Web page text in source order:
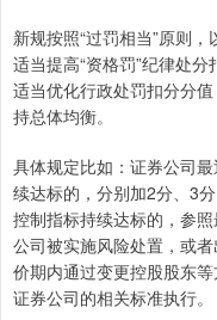
新规按照“过罚相当”原则
适当提高“资格罚”纪律处
适当优化行政处罚扣分分
持总体均衡。
具体规定比如：证券公司
续达标的，分别加2分、3
控制指标持续达标的，参
公司被实施风险处置，或
价期内通过变更控股股东
证券公司的相关标准执行。